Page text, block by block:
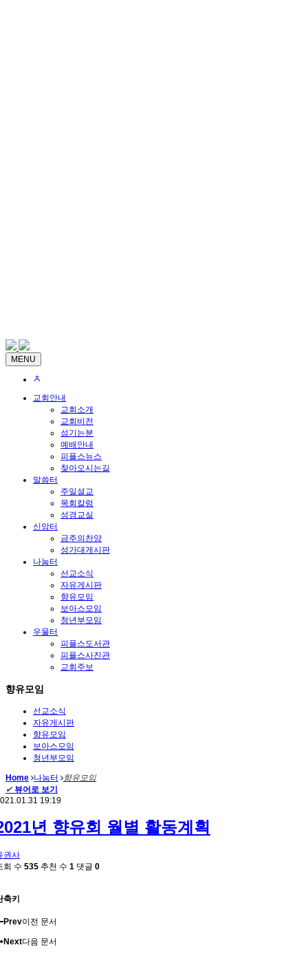
MENU
교회안내
교회소개
교회비전
섬기는분
예배안내
피플스뉴스
찾아오시는길
말씀터
주일설교
목회칼럼
성경교실
신앙터
금주의찬양
성가대게시판
나눔터
선교소식
자유게시판
향유모임
보아스모임
청년부모임
우물터
피플스도서관
피플스사진관
교회주보
향유모임
선교소식
자유게시판
향유모임
보아스모임
청년부모임
Home 나눔터
향유모임
✔ 뷰어로 보기
19:19
년 향유회 월별 활동계획
권사
회 수 535 추천 수 1 댓글 0
축키
Prev이전 문서
Next다음 문서